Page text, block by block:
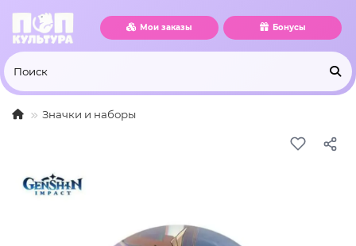
Мои заказы Бонусы
Значки и наборы